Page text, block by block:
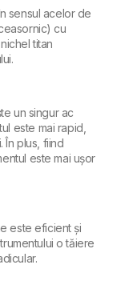
sensul acelor de
cu
titan
un singur ac
este mai rapid,
În plus, fiind
este mai ușor
este eficient și
o tăiere